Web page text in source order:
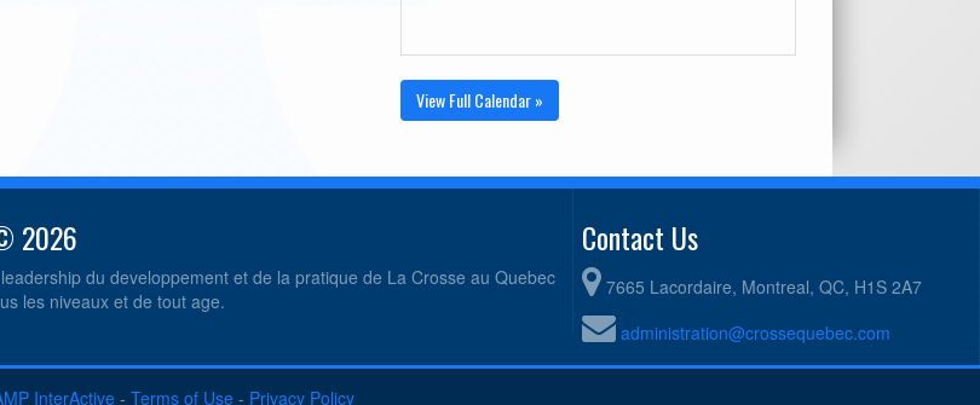
View Full Calendar »
2026
du developpement et de la pratique de La Crosse au Quebec
les niveaux et de tout age.
Contact Us
7665 Lacordaire, Montreal, QC, H1S 2A7
administration@crossequebec.com
InterActive - Terms of Use - Privacy Policy